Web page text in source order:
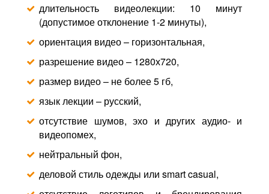
длительность видеолекции: 10 минут
(допустимое отклонение 1-2 минуты),
ориентация видео – горизонтальная,
разрешение видео – 1280х720,
размер видео – не более 5 гб,
язык лекции – русский,
отсутствие шумов, эхо и других аудио- и
видеопомех,
нейтральный фон,
деловой стиль одежды или smart casual,